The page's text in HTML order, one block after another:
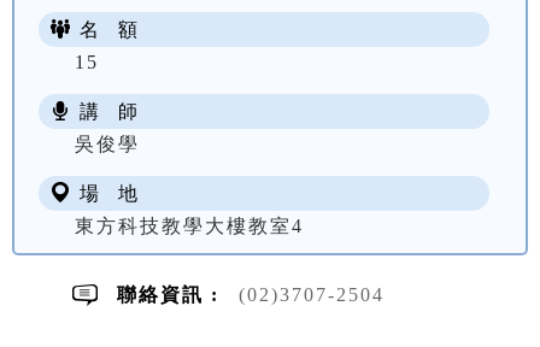
名 額
15
講 師
吳俊學
場 地
東方科技教學大樓教室4
聯絡資訊 : (02)3707-2504